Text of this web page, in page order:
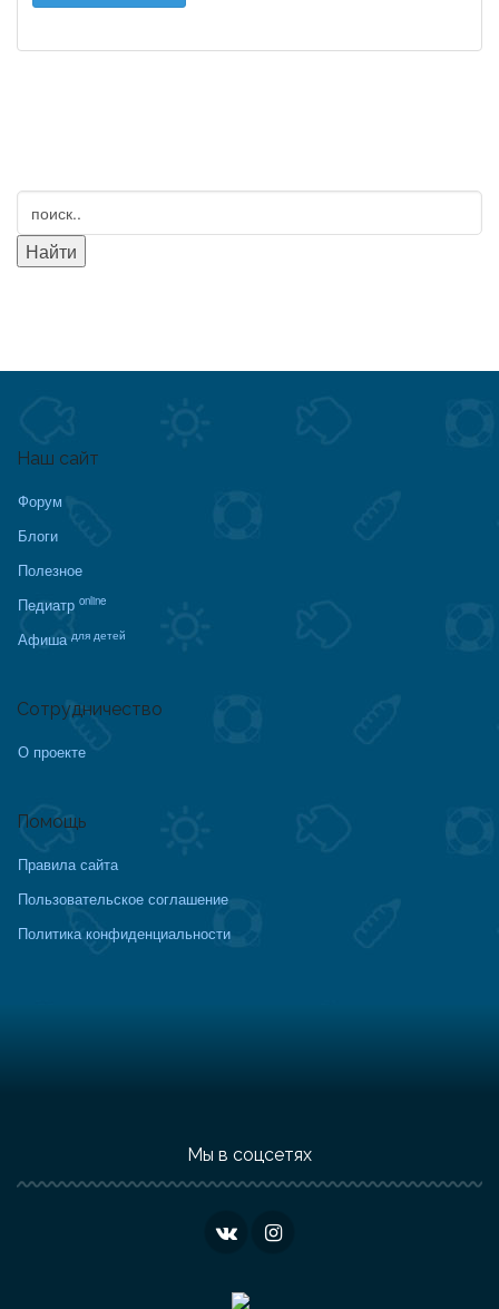
Наш сайт
Форум
Блоги
Полезное
Педиатр online
Афиша для детей
Сотрудничество
О проекте
Помощь
Правила сайта
Пользовательское соглашение
Политика конфиденциальности
Мы в соцсетях